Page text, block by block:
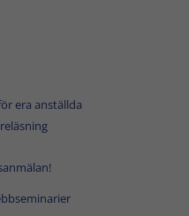
era anställda